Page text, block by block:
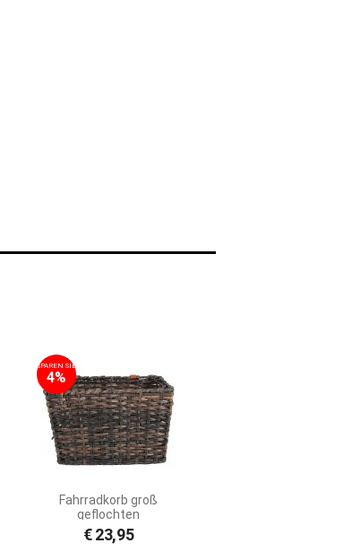
SPAREN SIE
4%
Fahrradkorb groß
geflochten
€23,95